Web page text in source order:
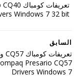
Windows 7 32 bit
السابق
Presario CQ57
Drivers Windows 7